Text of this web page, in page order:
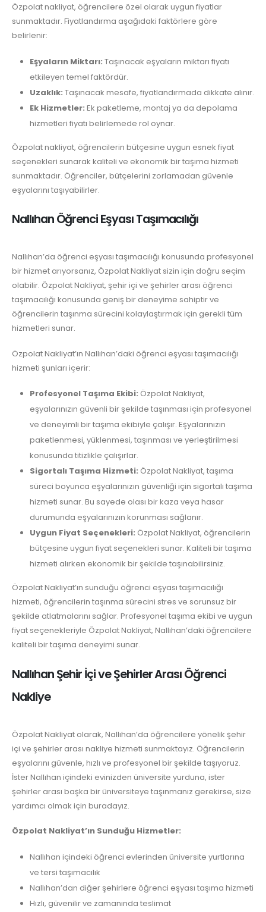
Özpolat nakliyat, öğrencilere özel olarak uygun fiyatlar
sunmaktadır. Fiyatlandırma aşağıdaki faktörlere göre
belirlenir:
Eşyaların Miktarı: Taşınacak eşyaların miktarı fiyatı
etkileyen temel faktördür.
Uzaklık: Taşınacak mesafe, fiyatlandırmada dikkate alınır.
Ek Hizmetler: Ek paketleme, montaj ya da depolama
hizmetleri fiyatı belirlemede rol oynar.
Özpolat nakliyat, öğrencilerin bütçesine uygun esnek fiyat
seçenekleri sunarak kaliteli ve ekonomik bir taşıma hizmeti
sunmaktadır. Öğrenciler, bütçelerini zorlamadan güvenle
eşyalarını taşıyabilirler.
Nallıhan Öğrenci Eşyası Taşımacılığı
Nallıhan’da öğrenci eşyası taşımacılığı konusunda profesyonel
bir hizmet arıyorsanız, Özpolat Nakliyat sizin için doğru seçim
olabilir. Özpolat Nakliyat, şehir içi ve şehirler arası öğrenci
taşımacılığı konusunda geniş bir deneyime sahiptir ve
öğrencilerin taşınma sürecini kolaylaştırmak için gerekli tüm
hizmetleri sunar.
Özpolat Nakliyat’ın Nallıhan’daki öğrenci eşyası taşımacılığı
hizmeti şunları içerir:
Profesyonel Taşıma Ekibi: Özpolat Nakliyat,
eşyalarınızın güvenli bir şekilde taşınması için profesyonel
ve deneyimli bir taşıma ekibiyle çalışır. Eşyalarınızın
paketlenmesi, yüklenmesi, taşınması ve yerleştirilmesi
konusunda titizlikle çalışırlar.
Sigortalı Taşıma Hizmeti: Özpolat Nakliyat, taşıma
süreci boyunca eşyalarınızın güvenliği için sigortalı taşıma
hizmeti sunar. Bu sayede olası bir kaza veya hasar
durumunda eşyalarınızın korunması sağlanır.
Uygun Fiyat Seçenekleri: Özpolat Nakliyat, öğrencilerin
bütçesine uygun fiyat seçenekleri sunar. Kaliteli bir taşıma
hizmeti alırken ekonomik bir şekilde taşınabilirsiniz.
Özpolat Nakliyat’ın sunduğu öğrenci eşyası taşımacılığı
hizmeti, öğrencilerin taşınma sürecini stres ve sorunsuz bir
şekilde atlatmalarını sağlar. Profesyonel taşıma ekibi ve uygun
fiyat seçenekleriyle Özpolat Nakliyat, Nallıhan’daki öğrencilere
kaliteli bir taşıma deneyimi sunar.
Nallıhan Şehir İçi ve Şehirler Arası Öğrenci
Nakliye
Özpolat Nakliyat olarak, Nallıhan’da öğrencilere yönelik şehir
içi ve şehirler arası nakliye hizmeti sunmaktayız. Öğrencilerin
eşyalarını güvenle, hızlı ve profesyonel bir şekilde taşıyoruz.
İster Nallıhan içindeki evinizden üniversite yurduna, ister
şehirler arası başka bir üniversiteye taşınmanız gerekirse, size
yardımcı olmak için buradayız.
Özpolat Nakliyat’ın Sunduğu Hizmetler:
Nallıhan içindeki öğrenci evlerinden üniversite yurtlarına
ve tersi taşımacılık
Nallıhan’dan diğer şehirlere öğrenci eşyası taşıma hizmeti
Hızlı, güvenilir ve zamanında teslimat